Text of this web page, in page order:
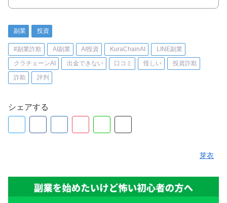
副業 投資
#副業詐欺 AI副業 AI投資 KuraChainAI
LINE副業
クラチェーンAI
出金できない 口コミ 怪しい
投資詐欺
詐欺
評判
シェアする
芽衣